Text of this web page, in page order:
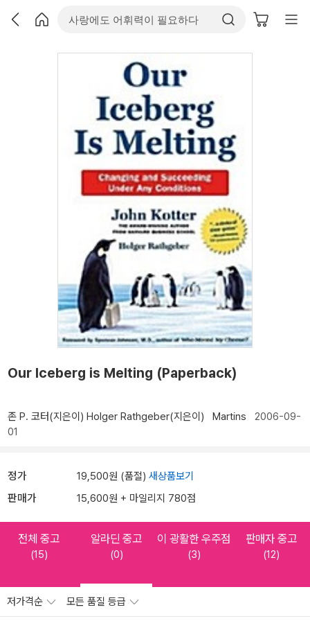
Our Iceberg is Melting (Paperback)
존 P. 코터(지은이) Holger Rathgeber(지은이) Martins 2006-09-
01
정가 19,500원 (품절) 새상품보기
판매가 15,600원 + 마일리지 780점
전체 중고
(15)
알라딘 중고
(0)
이 광활한 우주점
(3)
판매자 중고
(12)
저가격순 모든 품질 등급